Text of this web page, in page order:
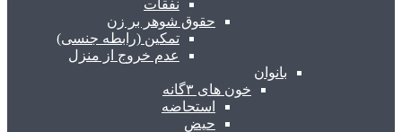
نفقات
حقوق شوهر بر زن
تمکین (رابطه جنسی)
عدم خروج از منزل
بانوان
خون های ۳گانه
استحاضه
حیض